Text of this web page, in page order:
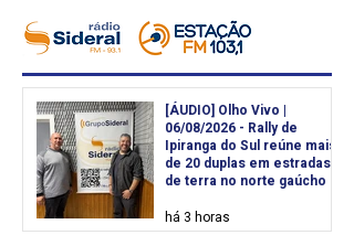
[ÁUDIO] Olho Vivo |
06/08/2026 - Rally de
Ipiranga do Sul reúne mais
de 20 duplas em estradas
de terra no norte gaúcho
há 3 horas